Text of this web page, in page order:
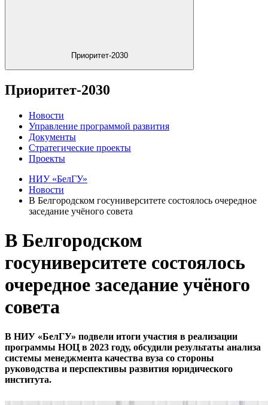
Приоритет-2030
Приоритет-2030
Новости
Управление программой развития
Документы
Стратегические проекты
Проекты
НИУ «БелГУ»
Новости
В Белгородском госуниверситете состоялось очередное
заседание учёного совета
В Белгородском
госуниверситете состоялось
очередное заседание учёного
совета
В НИУ «БелГУ» подвели итоги участия в реализации
программы НОЦ в 2023 году, обсудили результаты анализа
системы менеджмента качества вуза со стороны
руководства и перспективы развития юридического
института.